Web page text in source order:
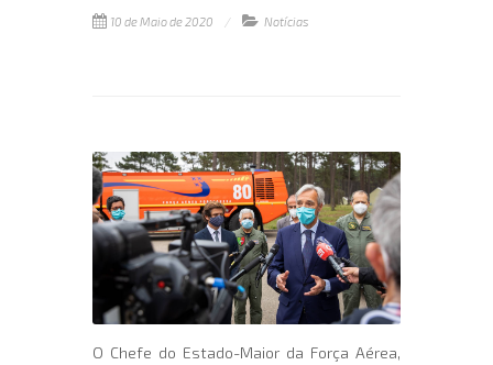
10 de Maio de 2020 Notícias
O Chefe do Estado-Maior da Força Aérea,